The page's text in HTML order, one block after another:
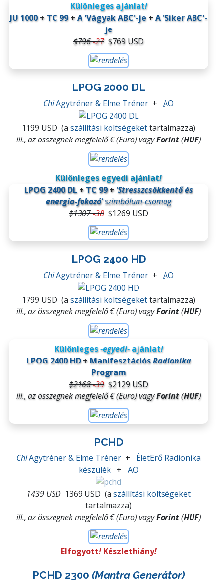
Különleges ajánlat!
JU 1000+ TC 99+A 'Vágyak ABC'-je + A 'Siker ABC'-
je
$796-27$769 USD
LPOG 2000 DL
ChiAgytréner & Elme Tréner + AO
1199 USD (a szállítási költségekettartalmazza)
ill., az összegnek megfelelő € (Euro) vagyForint(HUF)
Különleges egyedi ajánlat!
LPOG 2400 DL +TC 99+'Stresszcsökkentő és
energia-fokozó' szimbólum-csomag
$1307-38 $1269 USD
LPOG 2400 HD
ChiAgytréner & Elme Tréner + AO
1799 USD (a szállítási költségekettartalmazza)
ill., az összegnek megfelelő € (Euro) vagyForint(HUF)
Különleges-egyedi-ajánlat!
LPOG 2400 HD+ ManifesztációsRadionika
Program
$2168-39$2129 USD
ill., az összegnek megfelelő € (Euro) vagyForint(HUF)
PCHD
ChiAgytréner & Elme Tréner + ÉletErő Radionika
készülék + AO
1439 USD 1369 USD (a szállítási költségeket
tartalmazza)
ill., az összegnek megfelelő € (Euro) vagyForint(HUF)
Elfogyott!Készlethiány!
PCHD 2300 (Mantra Generátor)